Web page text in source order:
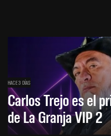
HACE 3 DÍAS
Carlos Trejo es el
de La Granja VIP 2